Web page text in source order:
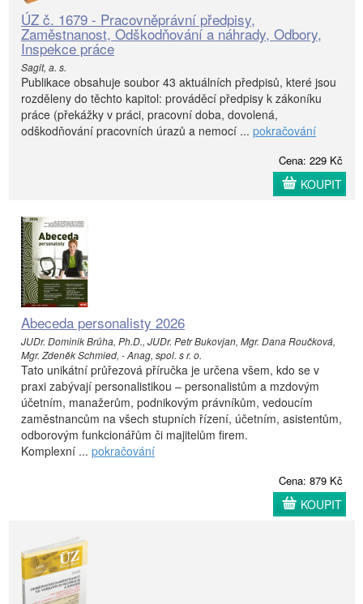
ÚZ č. 1679 - Pracovněprávní předpisy,
Zaměstnanost, Odškodňování a náhrady, Odbory,
Inspekce práce
Sagit, a. s.
Publikace obsahuje soubor 43 aktuálních předpisů, které jsou
rozděleny do těchto kapitol: prováděcí předpisy k zákoníku
práce (překážky v práci, pracovní doba, dovolená,
odškodňování pracovních úrazů a nemocí ... pokračování
Cena: 229 Kč
KOUPIT
Abeceda personalisty 2026
JUDr. Dominik Brůha, Ph.D., JUDr. Petr Bukovjan, Mgr. Dana Roučková,
Mgr. Zdeněk Schmied, - Anag, spol. s r. o.
Tato unikátní průřezová příručka je určena všem, kdo se v
praxi zabývají personalistikou – personalistům a mzdovým
účetním, manažerům, podnikovým právníkům, vedoucím
zaměstnancům na všech stupních řízení, účetním, asistentům,
odborovým funkcionářům či majitelům firem.
Komplexní ... pokračování
Cena: 879 Kč
KOUPIT